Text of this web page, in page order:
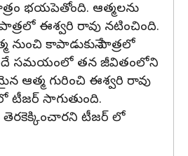
భయపెతోంది. ఆత్మలను
ఈశ్వరి రావు నటించింది.
నుంచి కాపాడుకునే పాత్రలో
సమయంలో తన జీవితంలోని
ఆత్మ గురించి ఈశ్వరి రావు
టీజర్ సాగుతుంది.
టీజర్ లో